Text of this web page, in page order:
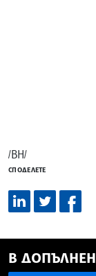
/ВН/
СПОДЕЛЕТЕ
В